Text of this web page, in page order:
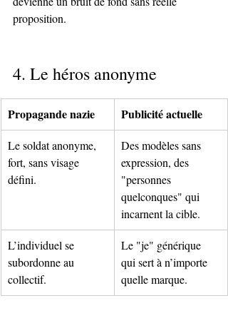
proposition.
4. Le héros anonyme
Propagande nazie Publicité actuelle
Le soldat anonyme,
fort, sans visage
défini.
Des modèles sans
expression, des
"personnes
quelconques" qui
incarnent la cible.
L’individuel se
subordonne au
collectif.
Le "je" générique
qui sert à n’importe
quelle marque.